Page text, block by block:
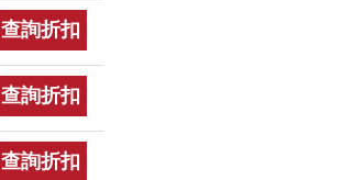
查詢折扣
查詢折扣
查詢折扣